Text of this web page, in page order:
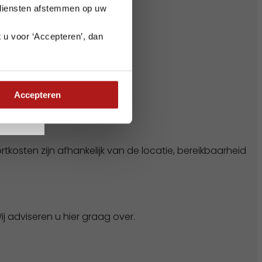
afstemmen op uw
voor ‘Accepteren’, dan
Accepteren
zijn afhankelijk van de locatie, bereikbaarheid
adviseren u hier graag over.
goed